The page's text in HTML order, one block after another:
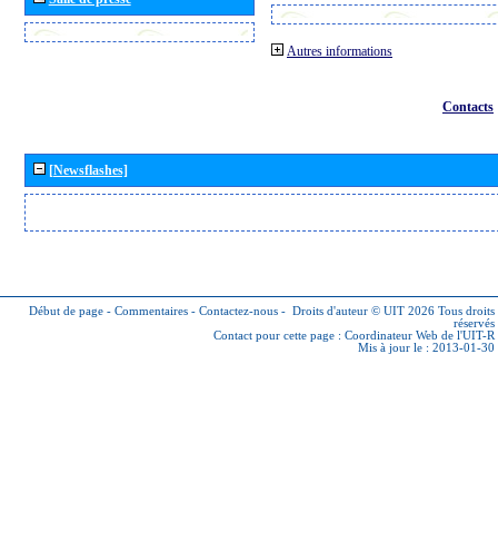
Autres informations
Contacts
[Newsflashes]
Début de page - Commentaires - Contactez-nous - Droits d'auteur © UIT 2026 Tous droits
réservés
Contact pour cette page : Coordinateur Web de l'UIT-R
Mis à jour le : 2013-01-30